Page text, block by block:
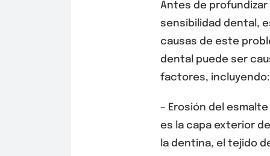
Antes de profundizar
sensibilidad dental,
causas de este
dental puede ser
factores, incluyendo:
– Erosión del
es la capa exterior
la dentina, el tejido